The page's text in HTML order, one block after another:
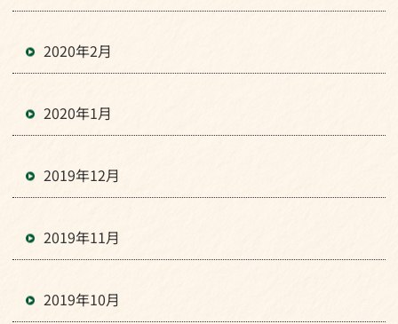
2020年2月
2020年1月
2019年12月
2019年11月
2019年10月